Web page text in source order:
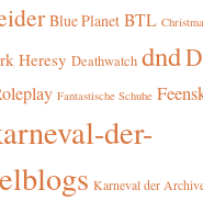
Blue Planet BTL
Heresy Deathwatch dnd
Fantastische Schuhe
der-
Karneval der